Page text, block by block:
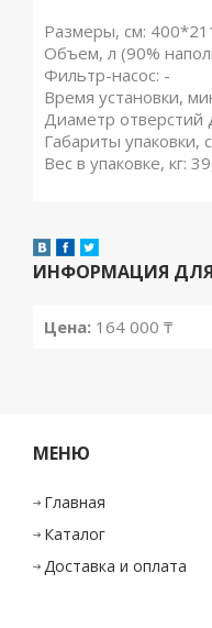
Размеры, см:
Объем, л (90%
Фильтр-насос: -
Время установки,
Диаметр отверстий
Габариты упаковки,
Вес в упаковке, кг:
ИНФОРМАЦИЯ
Цена: 164 000 ₸
МЕНЮ
Главная
Каталог
Доставка и оплата